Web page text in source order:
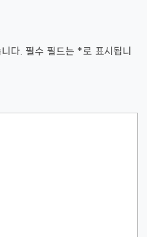
다. 필수 필드는 * 로 표시됩니